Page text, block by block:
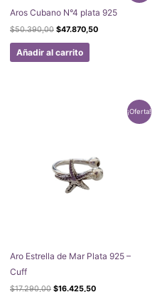
Aros Cubano N°4 plata 925
$50.390,00 El
original
era:
$47.870,50El
Añadir al carrito
¡Oferta!
Aro Estrella de Mar Plata 925 –
Cuff
$17.290,00 El
$16.425,50El